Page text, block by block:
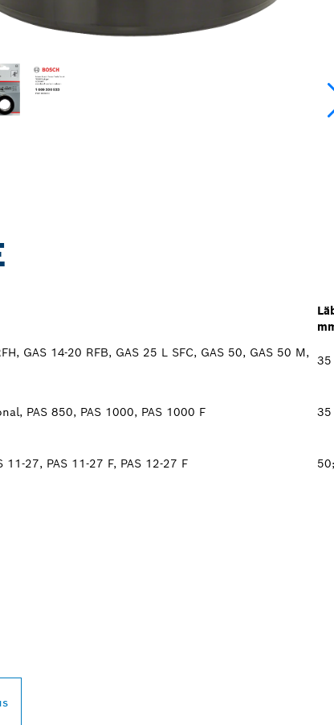
GAS 14-20 RFB, GAS 25 L SFC, GAS 50, GAS 50 M,
35
PAS 850, PAS 1000, PAS 1000 F 35
11-27, PAS 11-27 F, PAS 12-27 F